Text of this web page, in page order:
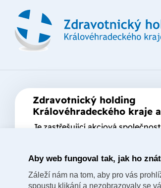
Zdravotnický holding
Královéhradeckého kraje
Je zastřešující akciová společnost
společnosti.
Aby web fungoval tak, jak ho
Záleží nám na tom, aby pro vás
spoustu klikání a nezobrazovaly se